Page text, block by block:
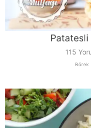
Patatesli
115
Börek